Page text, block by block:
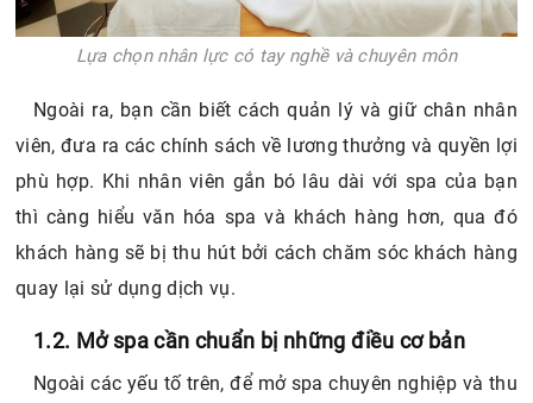
Lựa chọn nhân lực có tay nghề và chuyên môn
Ngoài ra, bạn cần biết cách quản lý và giữ chân nhân
viên, đưa ra các chính sách về lương thưởng và quyền lợi
phù hợp. Khi nhân viên gắn bó lâu dài với spa của bạn
thì càng hiểu văn hóa spa và khách hàng hơn, qua đó
khách hàng sẽ bị thu hút bởi cách chăm sóc khách hàng
quay lại sử dụng dịch vụ.
1.2. Mở spa cần chuẩn bị những điều cơ bản
Ngoài các yếu tố trên, để mở spa chuyên nghiệp và thu